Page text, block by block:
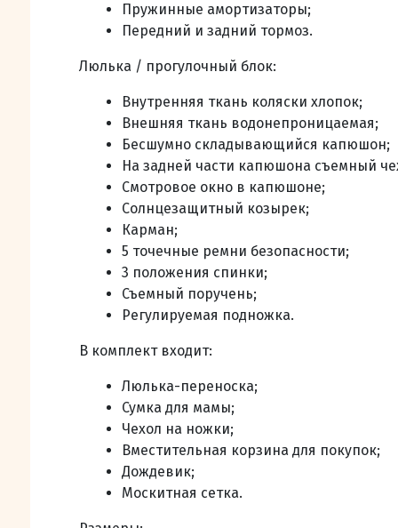
Пружинные амортизаторы;
Передний и задний тормоз.
Люлька / прогулочный блок:
Внутренняя ткань коляски хлопок;
Внешняя ткань водонепроницаемая;
Бесшумно складывающийся капюшон;
На задней части капюшона съемный
Смотровое окно в капюшоне;
Солнцезащитный козырек;
Карман;
5 точечные ремни безопасности;
3 положения спинки;
Съемный поручень;
Регулируемая подножка.
В комплект входит:
Люлька-переноска;
Сумка для мамы;
Чехол на ножки;
Вместительная корзина для покупок;
Дождевик;
Москитная сетка.